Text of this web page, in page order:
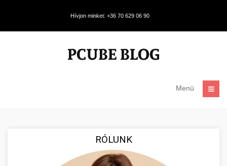
Hívjon minket: +36 70 629 06 90
Menü
RÓLUNK